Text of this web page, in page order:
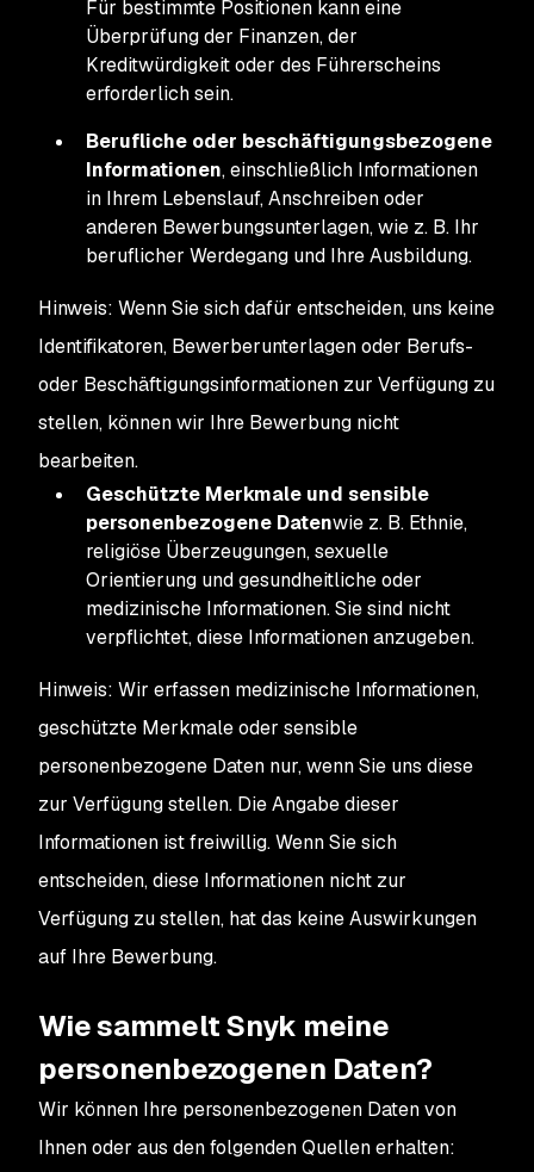
Für bestimmte Positionen kann eine
Überprüfung der Finanzen, der
Kreditwürdigkeit oder des Führerscheins
erforderlich sein.
Berufliche oder beschäftigungsbezogene
Informationen, einschließlich Informationen
in Ihrem Lebenslauf, Anschreiben oder
anderen Bewerbungsunterlagen, wie z. B. Ihr
beruflicher Werdegang und Ihre Ausbildung.
Hinweis: Wenn Sie sich dafür entscheiden, uns keine
Identifikatoren, Bewerberunterlagen oder Berufs-
oder Beschäftigungsinformationen zur Verfügung zu
stellen, können wir Ihre Bewerbung nicht
bearbeiten.
Geschützte Merkmale und sensible
personenbezogene Datenwie z. B. Ethnie,
religiöse Überzeugungen, sexuelle
Orientierung und gesundheitliche oder
medizinische Informationen. Sie sind nicht
verpflichtet, diese Informationen anzugeben.
Hinweis: Wir erfassen medizinische Informationen,
geschützte Merkmale oder sensible
personenbezogene Daten nur, wenn Sie uns diese
zur Verfügung stellen. Die Angabe dieser
Informationen ist freiwillig. Wenn Sie sich
entscheiden, diese Informationen nicht zur
Verfügung zu stellen, hat das keine Auswirkungen
auf Ihre Bewerbung.
Wie sammelt Snyk meine
personenbezogenen Daten?
Wir können Ihre personenbezogenen Daten von
Ihnen oder aus den folgenden Quellen erhalten: